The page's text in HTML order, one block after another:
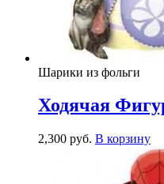
Шарики из фольги
Ходячая
2,300 руб. В корзину